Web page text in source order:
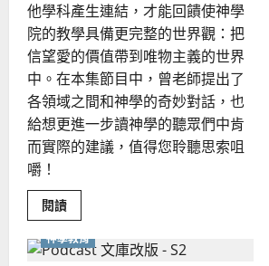
他學科產生連結，才能回饋使神學
院的教學具備更完整的世界觀：把
信望愛的價值帶到唯物主義的世界
中。在本集節目中，曾老師提出了
各領域之間和神學的奇妙對話，也
給想更進一步讀神學的聽眾們中肯
而實際的建議，值得您聆聽思索咀
嚼！
閱讀Read
more
華
文
神學教育